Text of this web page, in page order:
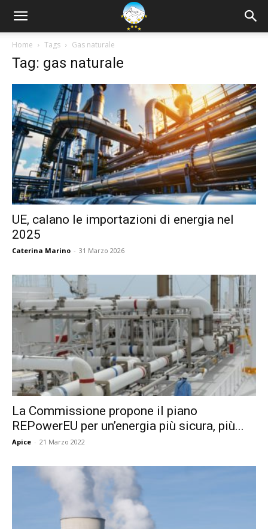
Home Tags Gas naturale
Tag: gas naturale
UE, calano le importazioni di energia nel
2025
Caterina Marino - 31 Marzo 2026
La Commissione propone il piano
REPowerEU per un’energia più sicura, più...
Apice - 21 Marzo 2022